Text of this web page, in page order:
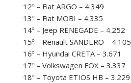
12º – Fiat ARGO – 4.349
13º – Fiat MOBI – 4.335
14º – Jeep RENEGADE – 4.252
15º – Renault SANDERO – 4.105
16º – Hyundai CRETA – 3.671
17º – Volkswagen FOX – 3.337
18º – Toyota ETIOS HB – 3.229